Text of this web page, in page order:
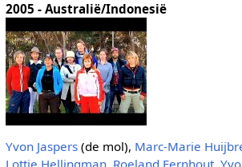
2005 - Australië/Indonesië
Yvon Jaspers(de mol), Marc-Marie